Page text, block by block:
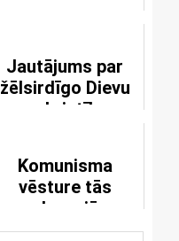
Jautājums par
žēlsirdīgo Dievu
un kristība
Komunisma
vēsture tās
galvenajās
iezīmēs